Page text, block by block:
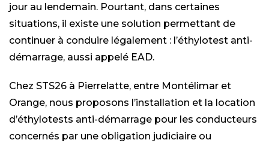
jour au lendemain. Pourtant, dans certaines
situations, il existe une solution permettant de
continuer à conduire légalement : l’éthylotest anti-
démarrage, aussi appelé EAD.
Chez STS26 à Pierrelatte, entre Montélimar et
Orange, nous proposons l’installation et la location
d’éthylotests anti-démarrage pour les conducteurs
concernés par une obligation judiciaire ou